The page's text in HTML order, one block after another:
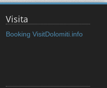
Visita
Booking VisitDolomiti.info